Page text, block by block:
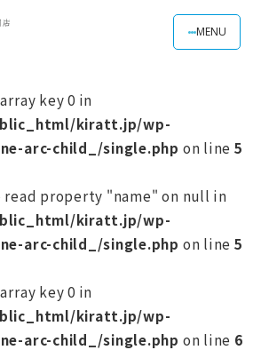
MENU
key 0 in
kiratt.jp/wp-
arc-child_/single.php on line 5
property "name" on null in
kiratt.jp/wp-
arc-child_/single.php on line 5
key 0 in
kiratt.jp/wp-
arc-child_/single.php on line 6